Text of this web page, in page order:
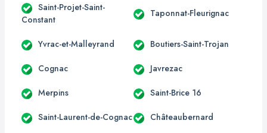
Saint-Projet-Saint-
Constant
Taponnat-Fleurignac
Yvrac-et-Malleyrand Boutiers-Saint-Trojan
Cognac Javrezac
Merpins Saint-Brice 16
Saint-Laurent-de-Cognac Châteaubernard